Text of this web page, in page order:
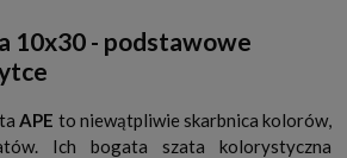
10x30 - podstawowe
APE to niewątpliwie skarbnica kolorów,
Ich bogata szata kolorystyczna